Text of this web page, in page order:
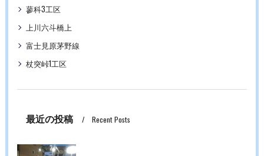
蓼科3工区
上川六斗橋上
富士見原茅野線
杖突峠1工区
最近の投稿 Recent Posts